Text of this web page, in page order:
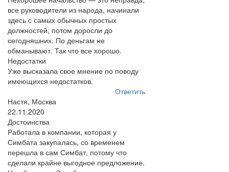
все руководители из народа, начинали
здесь с самых обычных простых
должностей, потом доросли до
сегодняшних. По деньгам не
обманывают. Так что все хорошо.
Недостатки
Уже высказала свое мнение по поводу
имеющихся недостатков.
Ответить
Настя, Москва
22.11.2020
Достоинства
Работала в компании, которая у
Симбата закупалась, со временем
перешла в сам Симбат, потому что
сделали крайне выгодное предложение.